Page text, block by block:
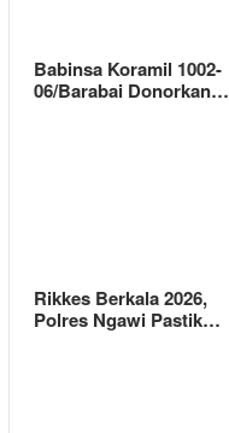
Babinsa Koramil 1002-
06/Barabai Donorkan…
Rikkes Berkala 2026,
Polres Ngawi Pastik…